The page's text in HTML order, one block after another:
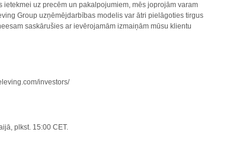
uz precēm un pakalpojumiem, mēs joprojām varam
Group uzņēmējdarbības modelis var ātri pielāgoties tirgus
saskārušies ar ievērojamām izmaiņām mūsu klientu
investors/
plkst. 15:00 CET.